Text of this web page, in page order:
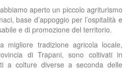
aperto un piccolo agriturismo
base d’appoggio per l’ospitalità e
e di promozione del territorio.
migliore tradizione agricola locale,
di Trapani, sono coltivati in
a colture diverse a seconda delle